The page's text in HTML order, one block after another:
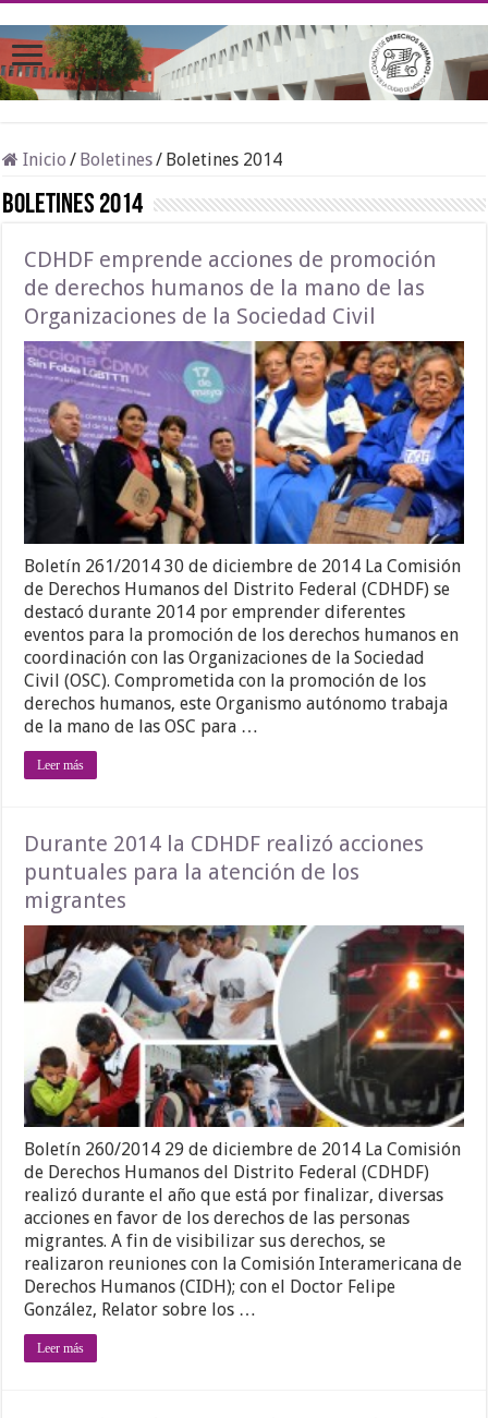
Inicio / Boletines/ Boletines 2014
Boletines 2014
CDHDF emprende acciones de promoción
de derechos humanos de la mano de las
Organizaciones de la Sociedad Civil
Boletín 261/2014 30 de diciembre de 2014 La Comisión
de Derechos Humanos del Distrito Federal (CDHDF) se
destacó durante 2014 por emprender diferentes
eventos para la promoción de los derechos humanos en
coordinación con las Organizaciones de la Sociedad
Civil (OSC). Comprometida con la promoción de los
derechos humanos, este Organismo autónomo trabaja
de la mano de las OSC para …
Leer más
Durante 2014 la CDHDF realizó acciones
puntuales para la atención de los
migrantes
Boletín 260/2014 29 de diciembre de 2014 La Comisión
de Derechos Humanos del Distrito Federal (CDHDF)
realizó durante el año que está por finalizar, diversas
acciones en favor de los derechos de las personas
migrantes. A fin de visibilizar sus derechos, se
realizaron reuniones con la Comisión Interamericana de
Derechos Humanos (CIDH); con el Doctor Felipe
González, Relator sobre los …
Leer más